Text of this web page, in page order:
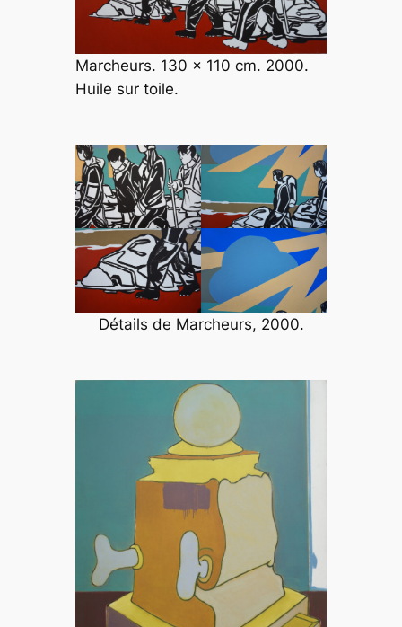
Marcheurs. 130 x 110 cm. 2000.
Huile sur toile.
Détails de Marcheurs, 2000.